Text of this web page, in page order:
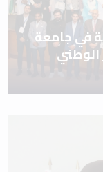
في جامعة
الوطني